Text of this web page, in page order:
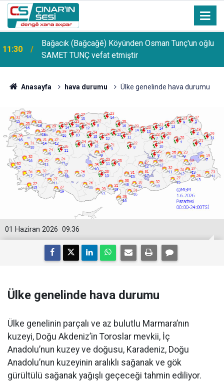
11:30
Bağacık (Bağcağê) Köyünden Osman Tunç'un oğlu
SAMET TUNÇ vefat etmiştir
11:24
PDR Uzmanı Muhammed Beşir Özçelik: Hiçbir
şekilde puana bakılmamalı, başarı sırasına göre
tercih yapılmalı
Anasayfa hava durumu Ülke genelinde hava durumu
09:36
01 Haziran 2026
Ülke genelinde hava durumu
Ülke genelinin parçalı ve az bulutlu Marmara’nın
kuzeyi, Doğu Akdeniz’in Toroslar mevkii, İç
Anadolu’nun kuzey ve doğusu, Karadeniz, Doğu
Anadolu’nun kuzeyinin aralıklı sağanak ve gök
gürültülü sağanak yağışlı geçeceği tahmin ediliyor.